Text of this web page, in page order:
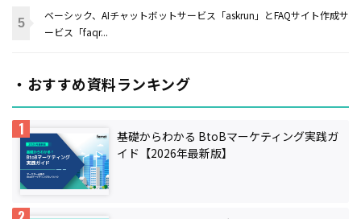
ベーシック、AIチャットボットサービス「askrun」とFAQサイト作成サ
ービス「faqr...
・おすすめ資料ランキング
基礎からわかる BtoBマーケティング実践ガ
イド【2026年最新版】